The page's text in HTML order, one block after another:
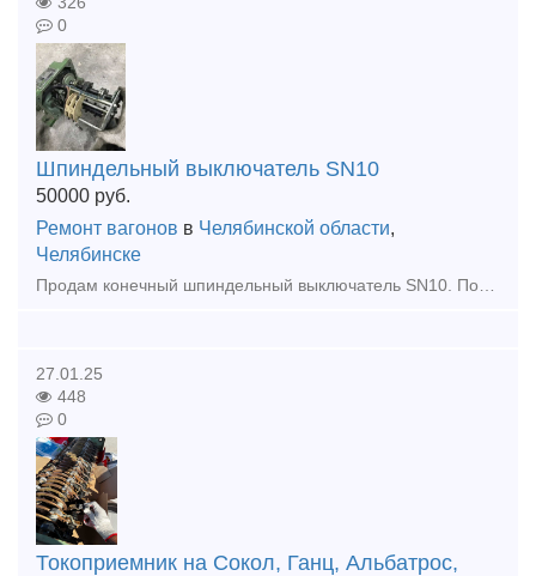
0
Шпиндельный выключатель SN10
50000 руб.
Ремонт вагонов в Челябинской области,
Челябинске
Продам конечный шпиндельный выключатель SN10. Подходит для кранов РДК, ЕДК, Ганс, Альбатрос и прочих. Отгрузка во все регионы РФ
27.01.25
448
0
Токоприемник на Сокол, Ганц, Альбатрос,